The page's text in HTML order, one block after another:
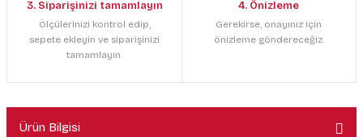
3. Siparişinizi tamamlayın
Ölçülerinizi kontrol edip,
sepete ekleyin ve siparişinizi
tamamlayın.
4. Önizleme
Gerekirse, onayınız için
önizleme göndereceğiz.
Ürün Bilgisi